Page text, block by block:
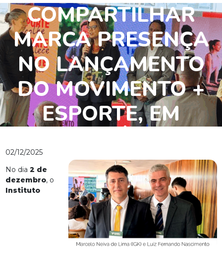
COMPARTILHAR
MARCA PRESENÇA
NO LANÇAMENTO
DO MOVIMENTO +
ESPORTE, EM
02/12/2025
No dia 2 de
dezembro, o
Instituto